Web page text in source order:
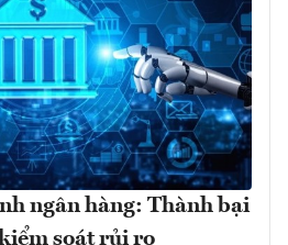
ngân hàng: Thành bại
soát rủi ro